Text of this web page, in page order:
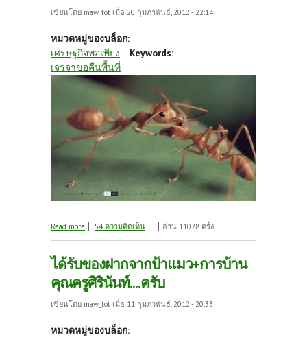
เขียนโดย maw_tot เมื่อ 20 กุมภาพันธ์, 2012 - 22:14
หมวดหมู่ของบล็อก:
เศรษฐกิจพอเพียง
Keywords:
เจรจาขอคืนพื้นที่
Read more about ยุทธการณ์ขอคืนพื้นที่
54 ความคิดเห็น อ่าน 11028 ครั้ง
ได้รับของฝากจากป้าแมว+การบ้าน
คุณครูศิรินันท์....ครับ
เขียนโดย maw_tot เมื่อ 11 กุมภาพันธ์, 2012 - 20:33
หมวดหมู่ของบล็อก: